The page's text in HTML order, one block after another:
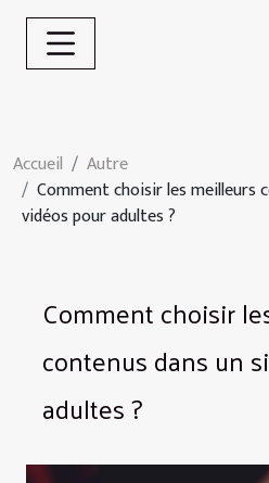
Accueil
Autre
Comment choisir les meilleurs
vidéos pour adultes ?
Comment choisir
contenus dans un
adultes ?